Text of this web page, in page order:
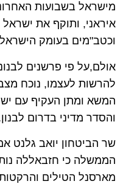
מישראל בשבועות
איראני, ותוקף את
וכטב"מים בעומק
אולם,על פי פרשנים
להרשות לעצמו, נוכח
המשא ומתן העקיף עם
והסדר מדיני בדרום
שר הביטחון יואב גלנט
הממשלה כי חזבאללה
מארסנל הטילים